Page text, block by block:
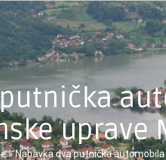
uprave
»Nabavka dva putnička